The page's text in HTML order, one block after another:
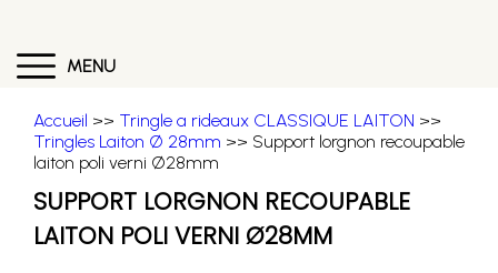
MENU
Accueil >> Tringle a rideaux CLASSIQUE LAITON >>
Tringles Laiton Ø 28mm >> Support lorgnon recoupable
laiton poli verni Ø28mm
SUPPORT LORGNON RECOUPABLE
LAITON POLI VERNI Ø28MM